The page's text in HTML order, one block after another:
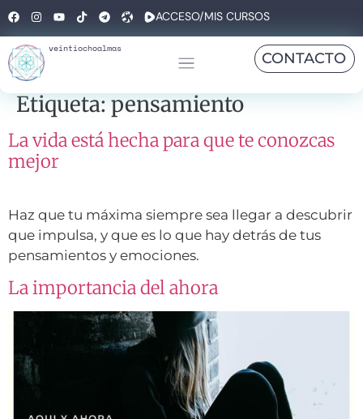
ACCESO/MIS CURSOS
veintiochoalmas
CONTACTO
Etiqueta:pensamiento
La vida está hecha para que te conozcas
mejor
Haz que tu máxima siempre sea llegar a descubrir
que impulsa, y que es lo que hay detrás de tus
pensamientos y emociones.
La importancia del ahora